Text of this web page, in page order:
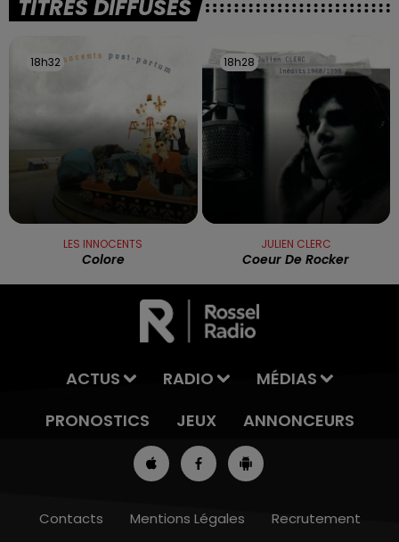
TITRES DIFFUSÉS
18h32
18h32
LES INNOCENTS
Colore
18h28
18h28
JULIEN CLERC
Coeur De Rocker
ACTUS RADIO
MÉDIAS
PRONOSTICS
JEUX ANNONCEURS
Contacts Mentions Légales Recrutement